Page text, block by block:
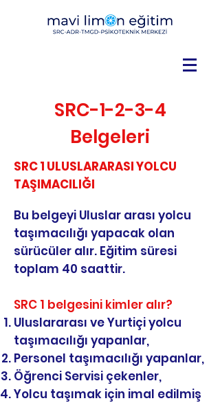
SRC-1-2-3-4
Belgeleri
SRC 1 ULUSLARARASI YOLCU
TAŞIMACILIĞI
Bu belgeyi Uluslar arası yolcu
taşımacılığı yapacak olan
sürücüler alır. Eğitim süresi
toplam 40 saattir.
SRC 1 belgesini kimler alır?
Uluslararası ve Yurtiçi yolcu
taşımacılığı yapanlar,
Personel taşımacılığı yapanlar,
Öğrenci Servisi çekenler,
Yolcu taşımak için imal edilmiş